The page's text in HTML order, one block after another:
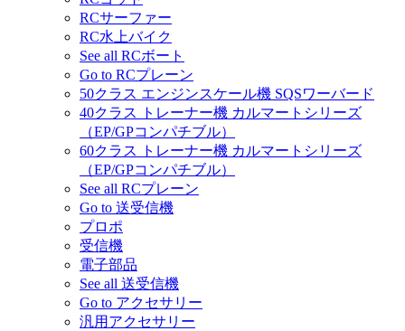
RCサーファー
RC水上バイク
See all RCボート
Go to RCプレーン
50クラス エンジンスケール機 SQSワーバード
40クラス トレーナー機 カルマートシリーズ
（EP/GPコンパチブル）
60クラス トレーナー機 カルマートシリーズ
（EP/GPコンパチブル）
See all RCプレーン
Go to 送受信機
プロポ
受信機
電子部品
See all 送受信機
Go to アクセサリー
汎用アクセサリー